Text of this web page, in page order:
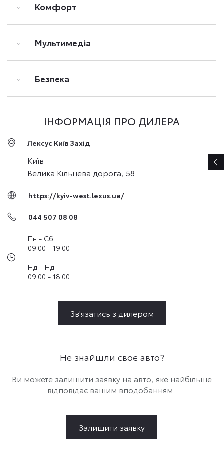
Комфорт
Мультимедіа
Безпека
ІНФОРМАЦІЯ ПРО ДИЛЕРА
Лексус Київ Захід
Київ
Велика Кільцева дорога, 58
https://kyiv-west.lexus.ua/
044 507 08 08
Пн - Сб
09:00 - 19:00
Нд - Нд
09:00 - 18:00
Зв'язатись з дилером
Не знайшли своє авто?
Ви можете залишити заявку на авто, яке найбільше
відповідає вашим вподобанням.
Залишити заявку